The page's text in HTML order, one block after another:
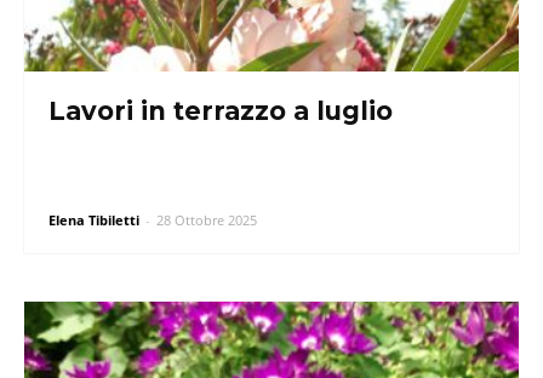
Lavori in terrazzo a luglio
Elena Tibiletti - 28 Ottobre 2025